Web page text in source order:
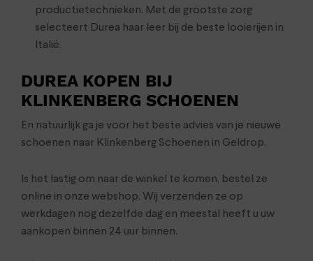
productietechnieken. Met de grootste zorg
selecteert Durea haar leer bij de beste looierijen in
Italië.
DUREA KOPEN BIJ
KLINKENBERG SCHOENEN
En natuurlijk ga je voor het beste advies van je nieuwe
schoenen naar Klinkenberg Schoenen in Geldrop.
Is het lastig om naar de winkel te komen, bestel ze
online in onze webshop. Wij verzenden ze op
werkdagen nog dezelfde dag en meestal heeft u uw
aankopen binnen 24 uur binnen.